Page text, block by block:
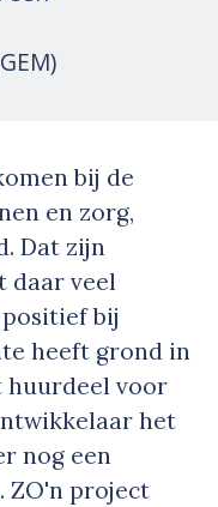
bij de
en zorg,
Dat zijn
daar veel
bij
heeft grond in
huurdeel voor
het
nog een
ZO'n project